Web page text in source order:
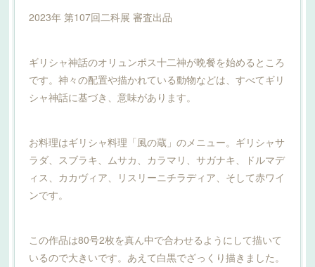
2023年 第107回二科展 審査出品
ギリシャ神話のオリュンポス十二神が晩餐を始めるところ
です。神々の配置や描かれている動物などは、すべてギリ
シャ神話に基づき、意味があります。
お料理はギリシャ料理「風の蔵」のメニュー。ギリシャサ
ラダ、スブラキ、ムサカ、カラマリ、サガナキ、ドルマデ
ィス、カカヴィア、リスリーニチラディア、そして赤ワイ
ンです。
この作品は80号2枚を真ん中で合わせるようにして描いて
いるので大きいです。あえて白黒でざっくり描きました。